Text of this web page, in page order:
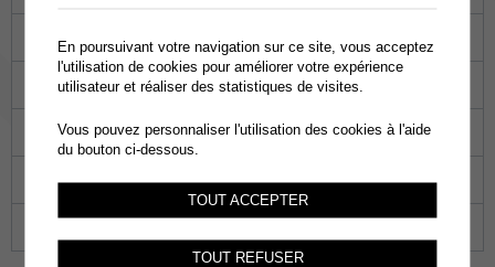
01 02
06 07 08 09
13 14 15 16 17
20 21 22 23 24
En poursuivant votre navigation sur ce site, vous acceptez
l'utilisation de cookies pour améliorer votre expérience
utilisateur et réaliser des statistiques de visites.
Vous pouvez personnaliser l'utilisation des cookies à l'aide
du bouton ci-dessous.
TOUT ACCEPTER
TOUT REFUSER